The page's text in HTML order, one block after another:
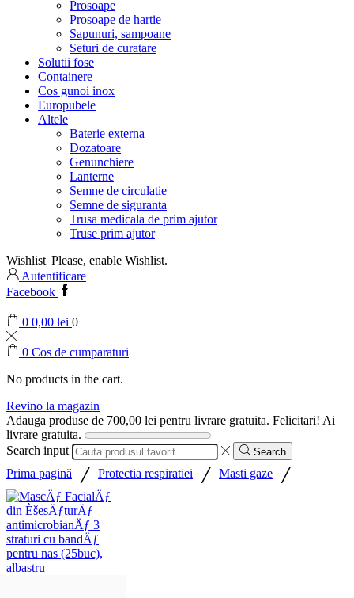
Prosoape
Prosoape de hartie
Sapunuri, sampoane
Seturi de curatare
Solutii fose
Containere
Cos gunoi inox
Europubele
Altele
Baterie externa
Dozatoare
Genunchiere
Lanterne
Semne de circulatie
Semne de siguranta
Trusa medicala de prim ajutor
Truse prim ajutor
Wishlist Please, enable Wishlist.
Autentificare
Facebook
0 0,00 lei 0
0 Cos de cumparaturi
No products in the cart.
Revino la magazin
Adauga produse de 700,00 lei pentru livrare gratuita. Felicitari! Ai
livrare gratuita.
Search input
Search
Prima pagină / Protectia respiratiei / Masti gaze /